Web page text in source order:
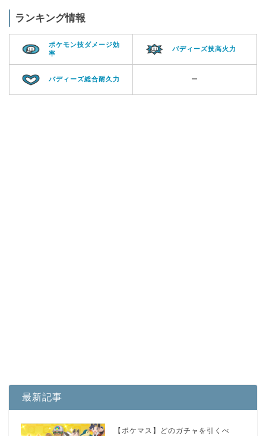
ランキング情報
ポケモン技ダメージ効
率
バディーズ技高火力
バディーズ総合耐久力 ー
最新記事
【ポケマス】どのガチャを引くべ